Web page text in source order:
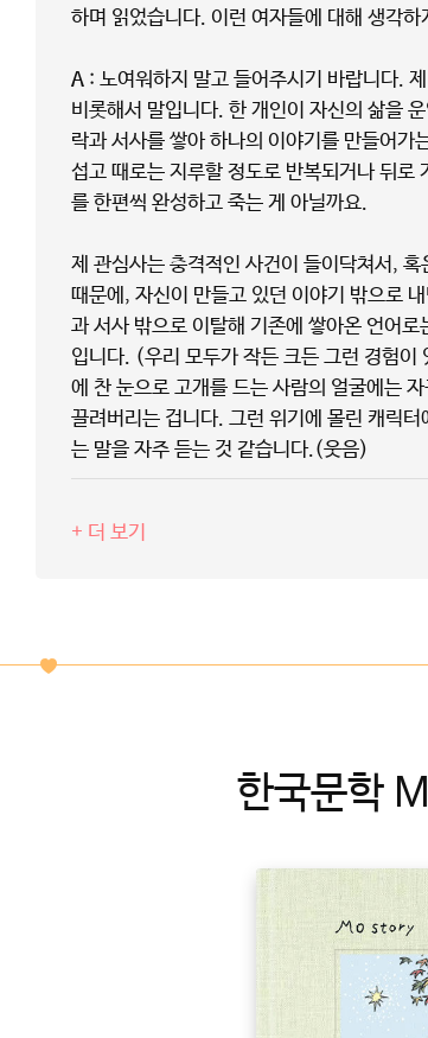
하며 읽었습니다. 이런 여자들에 대해 생각
A: 노여워하지 말고 들어주시기 바랍니다.
비롯해서 말입니다. 한 개인이 자신의 삶을
락과 서사를 쌓아 하나의 이야기를 만들어
섭고 때로는 지루할 정도로 반복되거나 뒤로
를 한편씩 완성하고 죽는 게 아닐까요.
제 관심사는 충격적인 사건이 들이닥쳐서,
때문에, 자신이 만들고 있던 이야기 밖으로
과 서사 밖으로 이탈해 기존에 쌓아온 언어
입니다. (우리 모두가 작든 크든 그런 경험
에 찬 눈으로 고개를 드는 사람의 얼굴에는
끌려버리는 겁니다. 그런 위기에 몰린 캐릭
는 말을 자주 듣는 것 같습니다.(웃음)
+ 더 보기
한국문학